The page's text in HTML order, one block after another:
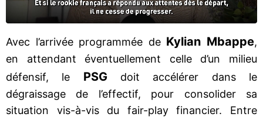
Avec l’arrivée programmée de Kylian Mbappe,
en attendant éventuellement celle d’un milieu
défensif, le PSGdoit accélérer dans le
dégraissage de l’effectif, pour consolider sa
situation vis-à-vis du fair-play financier. Entre